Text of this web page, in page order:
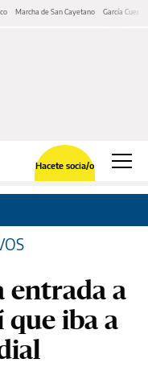
Marcha de San Cayetano García Cuerva
Hacete socia/o
entrada a
iba a